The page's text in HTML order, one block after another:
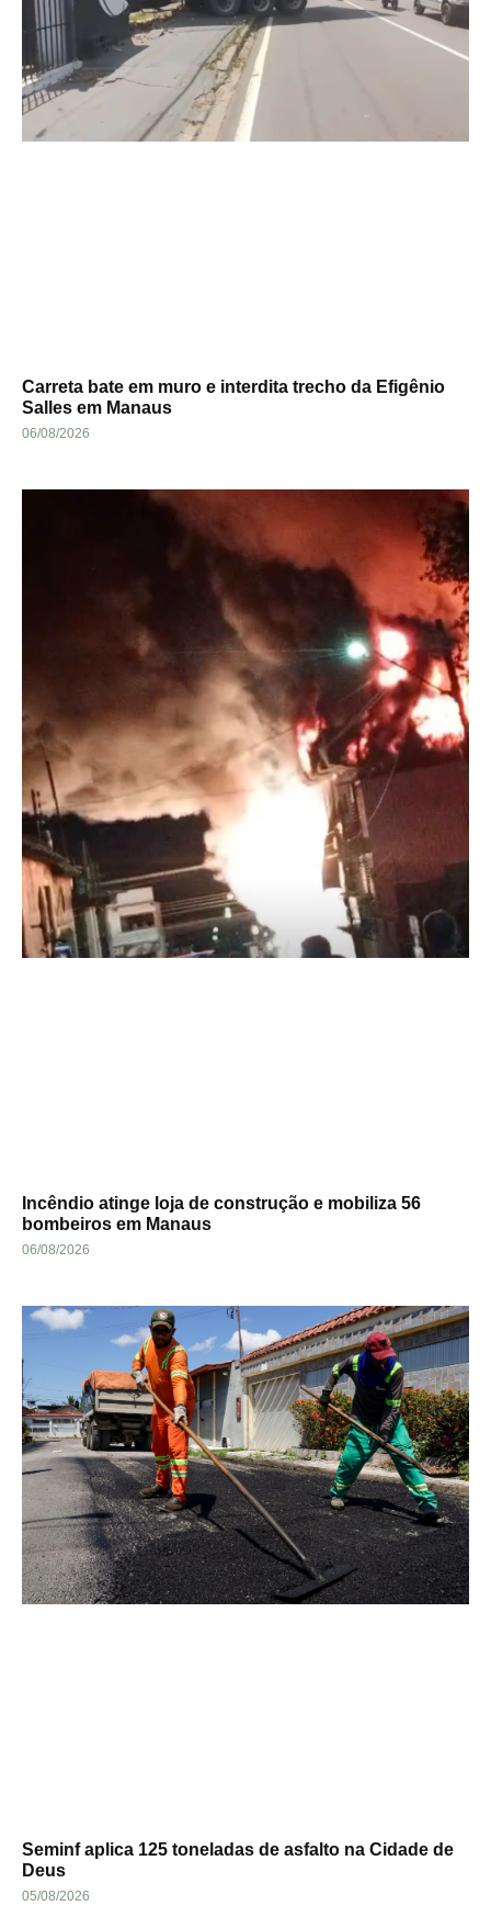
Carreta bate em muro e interdita trecho da Efigênio
Salles em Manaus
06/08/2026
Incêndio atinge loja de construção e mobiliza 56
bombeiros em Manaus
06/08/2026
Seminf aplica 125 toneladas de asfalto na Cidade de
Deus
05/08/2026